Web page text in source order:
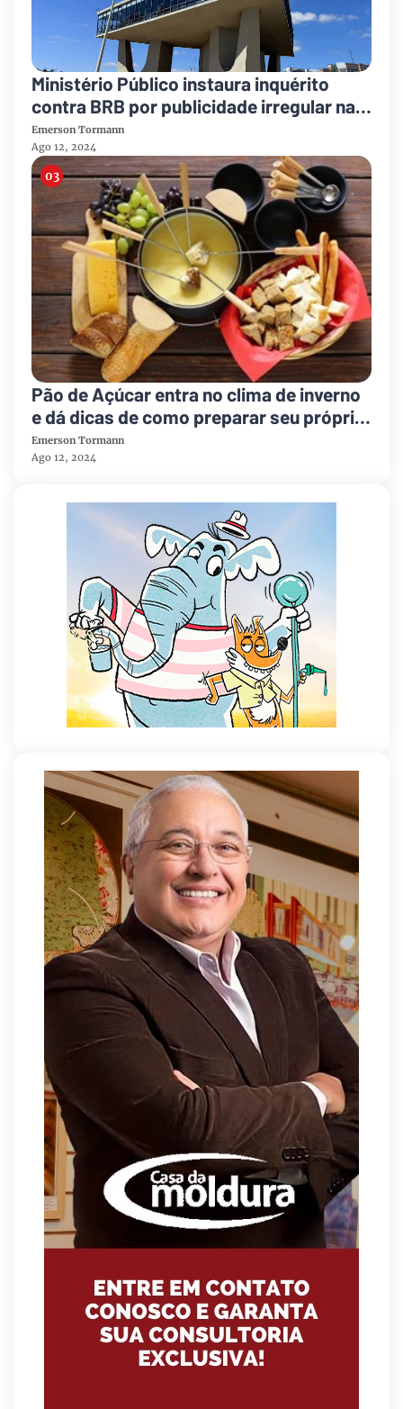
Ministério Público instaura inquérito
contra BRB por publicidade irregular na
Torre de TV de Brasília
Emerson Tormann
Ago 12, 2024
Pão de Açúcar entra no clima de inverno
e dá dicas de como preparar seu próprio
fondue
Emerson Tormann
Ago 12, 2024